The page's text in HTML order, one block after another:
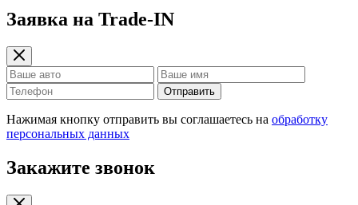
Заявка на Trade-IN
Отправить
Нажимая кнопку отправить вы соглашаетесь на обработку
персональных данных
Закажите звонок